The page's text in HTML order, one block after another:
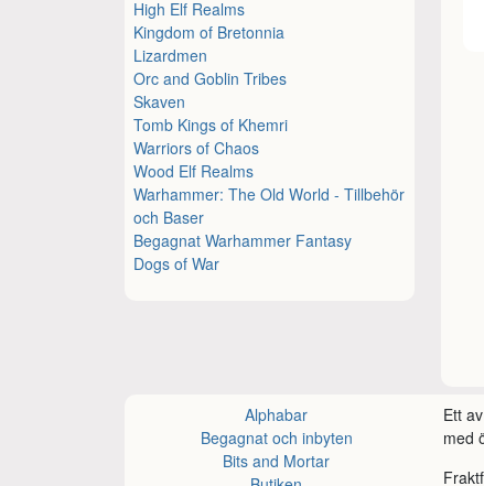
High Elf Realms
Kingdom of Bretonnia
Lizardmen
Orc and Goblin Tribes
Skaven
Tomb Kings of Khemri
Warriors of Chaos
Wood Elf Realms
Warhammer: The Old World - Tillbehör
och Baser
Begagnat Warhammer Fantasy
Dogs of War
Alphabar
Begagnat och inbyten
Bits and Mortar
Ett
med